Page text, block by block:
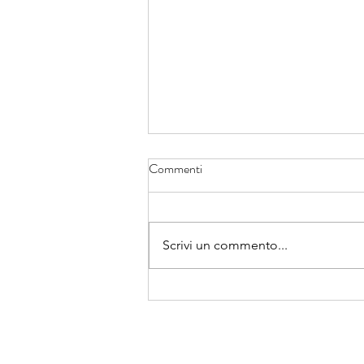
CON CHI STAI NAVIGANDO?
Commenti
Scrivi un commento...